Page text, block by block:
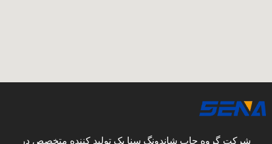
شرکت گروه چاپ شاندونگ سنا یک تولید کننده متخصص در